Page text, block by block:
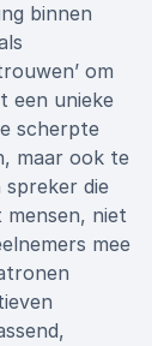
binnen
om
een unieke
scherpte
maar ook te
spreker die
niet
mee